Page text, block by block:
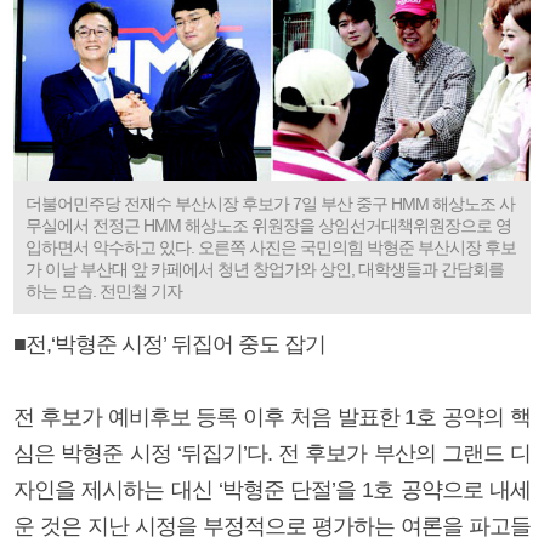
더불어민주당 전재수 부산시장 후보가 7일 부산 중구 HMM 해상노조 사
무실에서 전정근 HMM 해상노조 위원장을 상임선거대책위원장으로 영
입하면서 악수하고 있다. 오른쪽 사진은 국민의힘 박형준 부산시장 후보
가 이날 부산대 앞 카페에서 청년 창업가와 상인, 대학생들과 간담회를
하는 모습. 전민철 기자
■전,‘박형준 시정’ 뒤집어 중도 잡기
전 후보가 예비후보 등록 이후 처음 발표한 1호 공약의 핵
심은 박형준 시정 ‘뒤집기’다. 전 후보가 부산의 그랜드 디
자인을 제시하는 대신 ‘박형준 단절’을 1호 공약으로 내세
운 것은 지난 시정을 부정적으로 평가하는 여론을 파고들